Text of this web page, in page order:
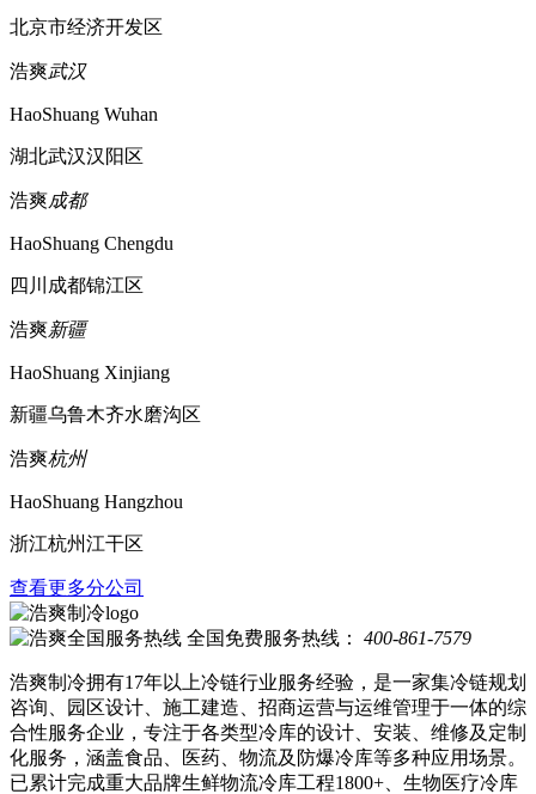
北京市经济开发区
浩爽武汉
HaoShuang Wuhan
湖北武汉汉阳区
浩爽成都
HaoShuang Chengdu
四川成都锦江区
浩爽新疆
HaoShuang Xinjiang
新疆乌鲁木齐水磨沟区
浩爽杭州
HaoShuang Hangzhou
浙江杭州江干区
查看更多分公司
全国免费服务热线： 400-861-7579
浩爽制冷拥有17年以上冷链行业服务经验，是一家集冷链规划
咨询、园区设计、施工建造、招商运营与运维管理于一体的综
合性服务企业，专注于各类型冷库的设计、安装、维修及定制
化服务，涵盖食品、医药、物流及防爆冷库等多种应用场景。
已累计完成重大品牌生鲜物流冷库工程1800+、生物医疗冷库